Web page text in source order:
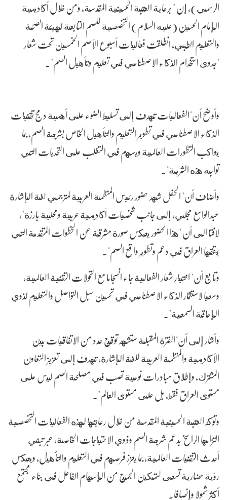
الرسمي)، إن " برعاية العتبة الحسينية المقدسة، ومن خلال أكاديمية
الإمام الحسين (عليه السلام) التخصصية للصم التابعة لهيئة الصحة
والتعليم الطبي، انطلقت فعاليات أسبوع الأصم الخمسين تحت شعار
"جدوى استخدام الذكاء الاصطناعي في تعليم وتأهيل الصم".
وأوضح أن"الفعاليات تهدف إلى تسليط الضوء على أهمية دمج تقنيات
الذكاء الاصطناعي في تطوير التعليم والتأهيل الخاص بشريحة الصم، بما
يواكب التطورات العالمية ويسهم في التغلب على التحديات التي
تواجه هذه الشريحة".
وأضاف أن" الحفل شهد حضور رئيس المنظمة العربية لمترجمي لغة الإشارة
عبدالواسع مجلي، إلى جانب شخصيات أكاديمية عربية ومحلية بارزة"،
لافتا الى أن "هذا الحضور يعكس صورة مشرقة عن الخطوات المتقدمة التي
يحققها العراق في دعم وتطوير واقع الصم".
وتابع أن" اختيار شعار الفعالية جاء انسجاما مع التحولات التقنية العالمية،
وسعيا لاستثمار الذكاء الاصطناعي في تحسين سبل التواصل والتعليم لذوي
الإعاقة السمعية".
وأشار إلى أن"الفترة المقبلة ستشهد توقيع عدد من الاتفاقيات بين
الأكاديمية والمنظمة العربية للغة الإشارة، تهدف إلى تعزيز التعاون
المشترك، وإطلاق مبادرات نوعية تصب في مصلحة الصم ليس على
مستوى العراق فقط، بل على مستوى العالم".
وتؤكد العتبة الحسينية المقدسة من خلال رعايتها لهذه الفعاليات التخصصية
التزامها الراسخ بدعم شريحة الصم وذوي الاحتياجات الخاصة، عبر تبني
أحدث التقنيات العالمية، بما يعزز فرصهم في التعليم والتأهيل، ويعكس
رؤية حضارية تسعى لتمكين الجميع من الإسهام الفاعل في بناء مجتمع
أكثر شمولا وإنصافا.